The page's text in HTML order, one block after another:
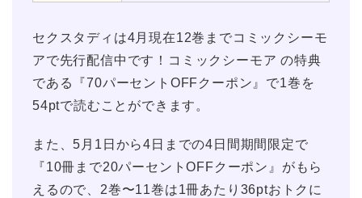
セクスタディは4月現在12巻までコミックシーモ
アで先行配信中です！コミックシーモア の特典
である『70パーセントOFFクーポン』で1巻を
54ptで読むことができます。
また、5月1日から4日までの4日間期間限定で
『10冊まで20パーセントOFFクーポン』がもら
えるので、2巻〜11巻は1冊あたり36ptおトクに